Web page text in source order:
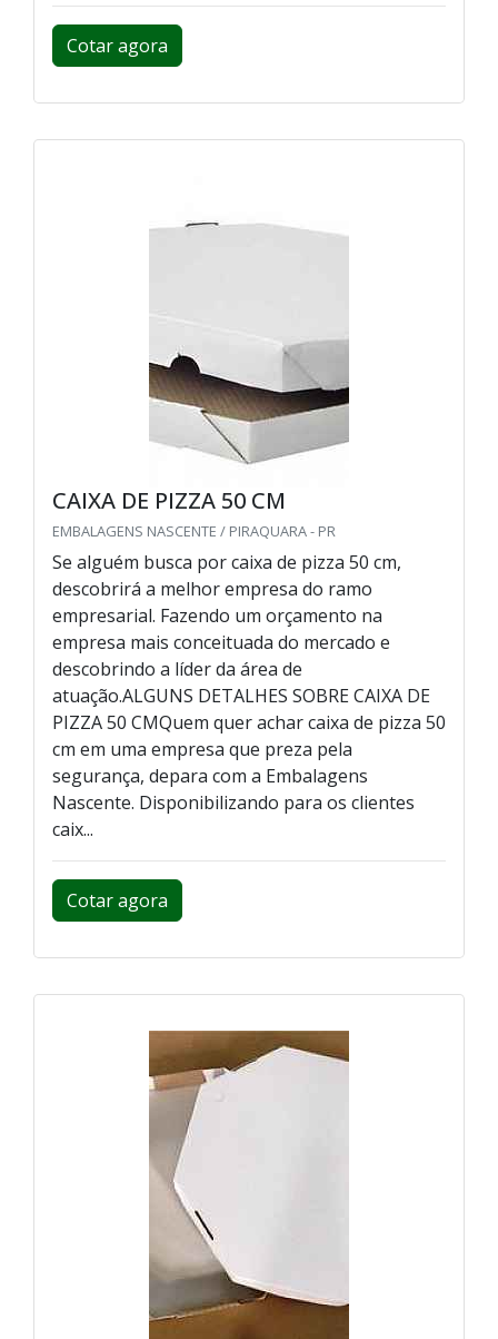
Cotar agora
CAIXA DE PIZZA 50 CM
EMBALAGENS NASCENTE / PIRAQUARA - PR
Se alguém busca por caixa de pizza 50 cm,
descobrirá a melhor empresa do ramo
empresarial. Fazendo um orçamento na
empresa mais conceituada do mercado e
descobrindo a líder da área de
atuação.ALGUNS DETALHES SOBRE CAIXA DE
PIZZA 50 CMQuem quer achar caixa de pizza 50
cm em uma empresa que preza pela
segurança, depara com a Embalagens
Nascente. Disponibilizando para os clientes
caix...
Cotar agora